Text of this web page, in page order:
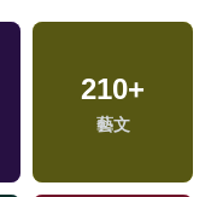
210+
藝文